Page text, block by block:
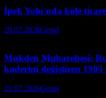
İpek Yolu'nda köle
29.07.2026Genel
Mukden Muharebesi:
kaderini değiştiren 1905
25.07.2026Genel